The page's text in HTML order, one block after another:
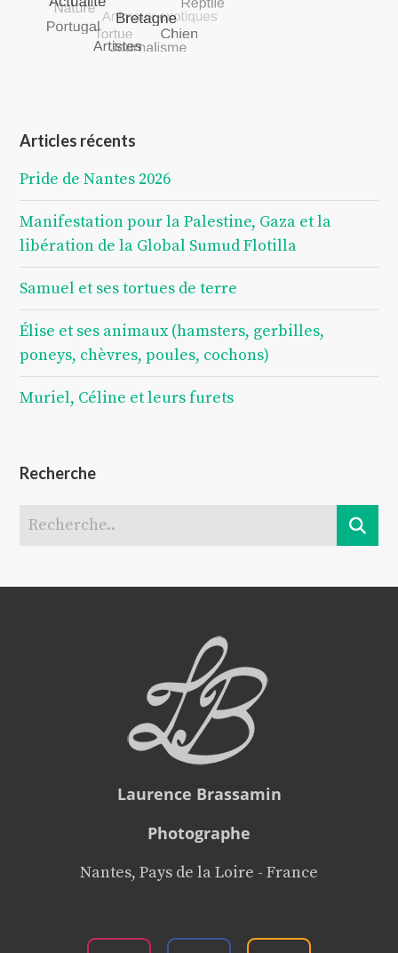
Articles récents
Pride de Nantes 2026
Manifestation pour la Palestine, Gaza et la
libération de la Global Sumud Flotilla
Samuel et ses tortues de terre
Élise et ses animaux (hamsters, gerbilles,
poneys, chèvres, poules, cochons)
Muriel, Céline et leurs furets
Recherche
Laurence Brassamin
Photographe
Nantes, Pays de la Loire - France